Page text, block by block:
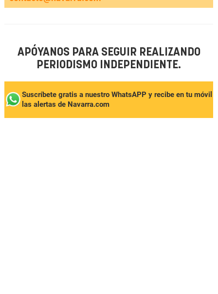
APÓYANOS PARA SEGUIR REALIZANDO
PERIODISMO INDEPENDIENTE.
Suscríbete gratis a nuestro WhatsAPP y recibe en tu móvil
las alertas de Navarra.com